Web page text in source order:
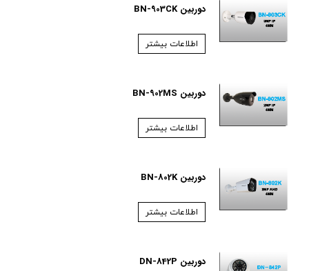
دوربین BN-903CK
اطلاعات بیشتر
دوربین BN-902MS
اطلاعات بیشتر
دوربین BN-802K
اطلاعات بیشتر
دوربین DN-842P